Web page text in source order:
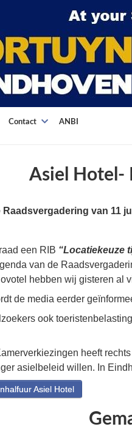
Contact ANBI
Asiel Hotel-
van 11
een RIB “Locatiekeuze
van de
hebben wij gisteren al
de media eerder
ook
heeft
asielbeleid willen. In
Asiel Hotel